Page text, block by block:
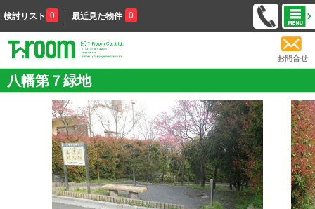
検討リスト 0 最近見た物件 0
お問合せ
八幡第７緑地